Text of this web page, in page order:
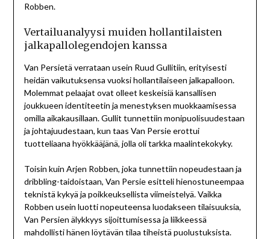
Robben.
Vertailuanalyysi muiden hollantilaisten
jalkapallolegendojen kanssa
Van Persietä verrataan usein Ruud Gullitiin, erityisesti
heidän vaikutuksensa vuoksi hollantilaiseen jalkapalloon.
Molemmat pelaajat ovat olleet keskeisiä kansallisen
joukkueen identiteetin ja menestyksen muokkaamisessa
omilla aikakausillaan. Gullit tunnettiin monipuolisuudestaan
ja johtajuudestaan, kun taas Van Persie erottui
tuotteliaana hyökkääjänä, jolla oli tarkka maalintekokyky.
Toisin kuin Arjen Robben, joka tunnettiin nopeudestaan ja
dribbling-taidoistaan, Van Persie esitteli hienostuneempaa
teknistä kykyä ja poikkeuksellista viimeistelyä. Vaikka
Robben usein luotti nopeuteensa luodakseen tilaisuuksia,
Van Persien älykkyys sijoittumisessa ja liikkeessä
mahdollisti hänen löytävän tilaa tiheistä puolustuksista.